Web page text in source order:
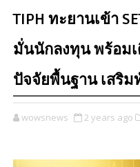
TIPH ทะยานเข้า
มั่นนักลงทุน พร้อม
ปัจจัยพื้นฐาน เสริ
wowsnews 2 years ago